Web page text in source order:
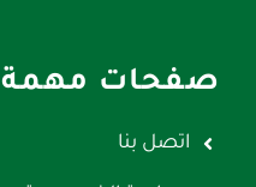
صفحات مهمة
اتصل بنا